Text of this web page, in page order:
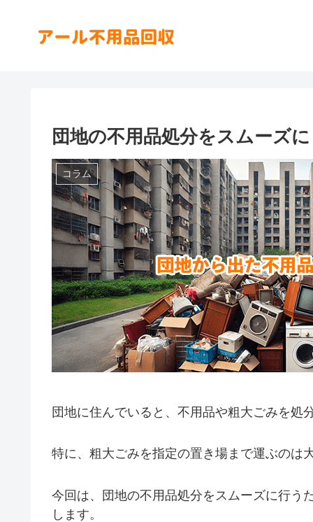
団地の不用品処分をスムーズ
コラム
団地に住んでいると、不用品や粗大ごみを処
特に、粗大ごみを指定の置き場まで運ぶのは
今回は、団地の不用品処分をスムーズに行う
します。